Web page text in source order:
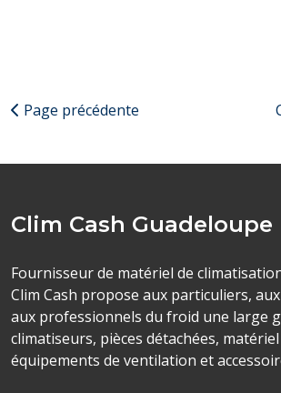
Page précédente
Clim Cash Guadeloupe
Fournisseur de matériel de
Clim Cash propose aux particuliers,
aux professionnels du froid une large
climatiseurs, pièces détachées,
équipements de ventilation et